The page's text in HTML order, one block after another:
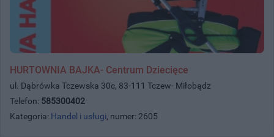
HURTOWNIA BAJKA- Centrum Dziecięce
ul. Dąbrówka Tczewska 30c, 83-111 Tczew- Miłobądz
Telefon: 585300402
Kategoria: Handel i usługi, numer: 2605